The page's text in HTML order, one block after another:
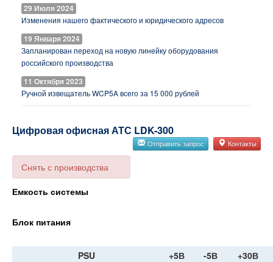
29 Июля 2024
Изменения нашего фактического и юридического адресов
19 Января 2024
Запланирован переход на новую линейку оборудования
российского производства
11 Октября 2023
Ручной извещатель WCP5A всего за 15 000 рублей
Цифровая офисная АТС LDK-300
Отправить запрос Контакты
Снять с производства
Емкость системы
Блок питания
PSU +5В -5В
+30В